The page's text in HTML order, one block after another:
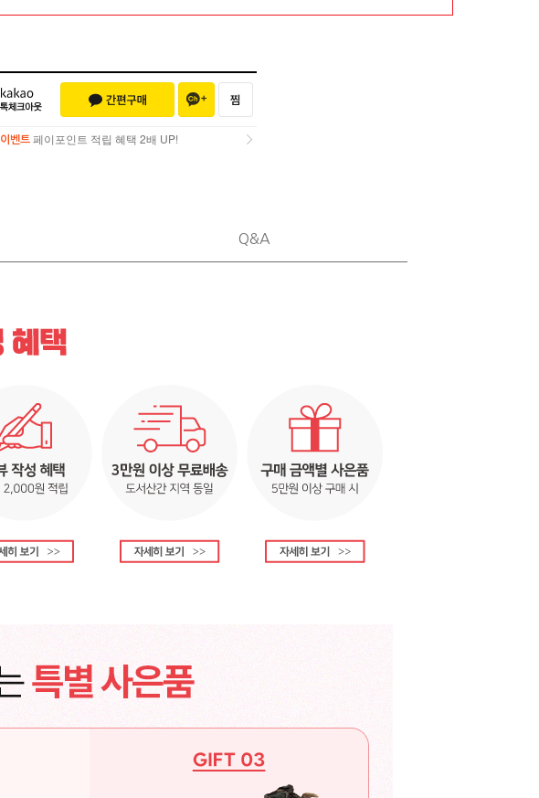
이벤트 페이포인트 적립 혜택 2배 UP!
Q&A